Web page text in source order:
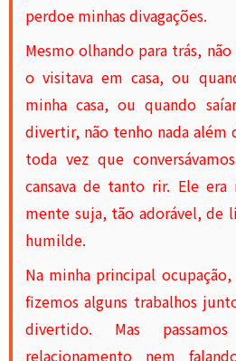
perdoe minhas divagações.
Mesmo olhando para trás,
o visitava em casa, ou
minha casa, ou quando
divertir, não tenho nada além
toda vez que
cansava de tanto rir. Ele
mente suja, tão adorável, de
humilde.
Na minha principal
fizemos alguns trabalhos
divertido. Mas
relacionamento nem